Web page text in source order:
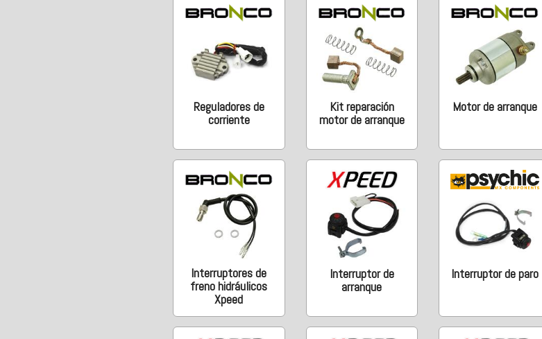
Reguladores de
corriente
Kit reparación
motor de arranque
Motor de arranque
Interruptores de
freno hidráulicos
Xpeed
Interruptor de
arranque
Interruptor de paro